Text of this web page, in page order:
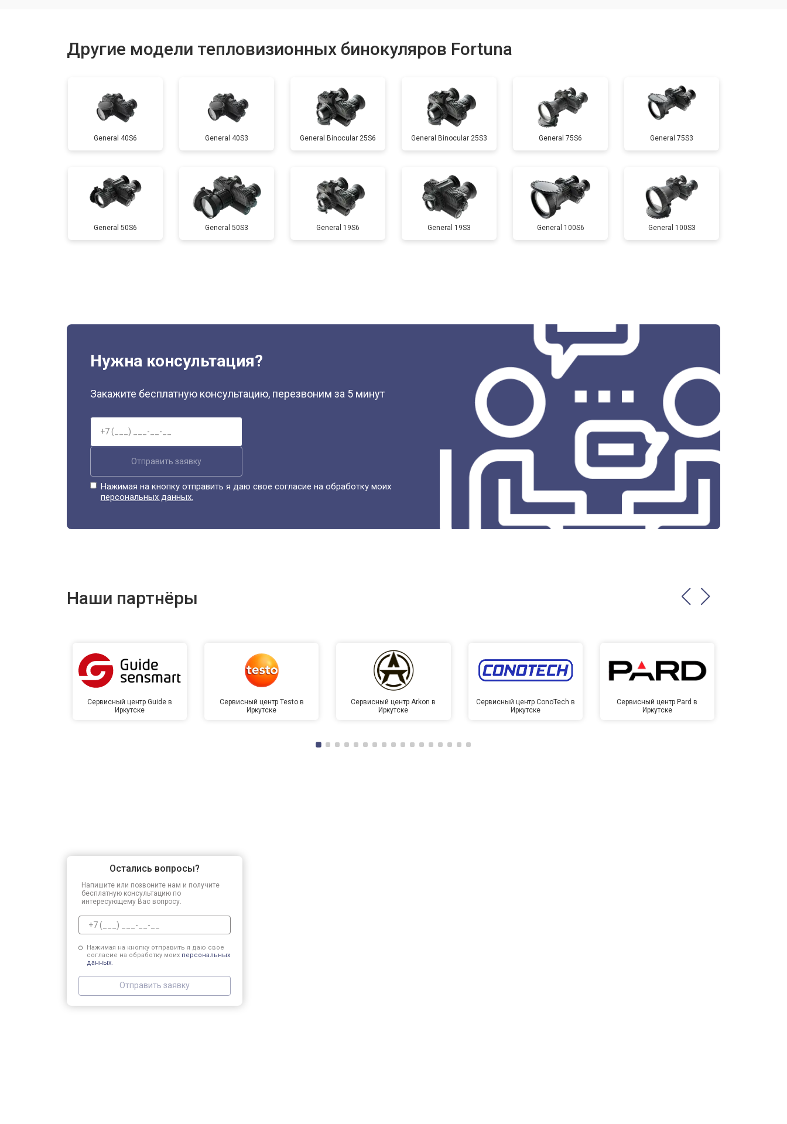
Другие модели тепловизионных бинокуляров Fortuna
General 40S6 General 40S3 General Binocular 25S6 General Binocular 25S3 General 75S6 General 75S3
General 50S6 General 50S3 General 19S6 General 19S3 General 100S6 General 100S3
Нужна консультация?
Закажите бесплатную консультацию, перезвоним за 5 минут
Отправить заявку
Нажимая на кнопку отправить я даю свое согласие на обработку моих
персональных данных.
Наши партнёры
Сервисный центр Guide в
Иркутске
Сервисный центр Testo в
Иркутске
Сервисный центр Arkon в
Иркутске
Сервисный центр ConoTech в
Иркутске
Сервисный центр Pard в
Иркутске
Остались вопросы?
Напишите или позвоните нам и получите
бесплатную консультацию по
интересующему Вас вопросу.
Нажимая на кнопку отправить я даю свое
согласие на обработку моих персональных
данных.
Отправить заявку